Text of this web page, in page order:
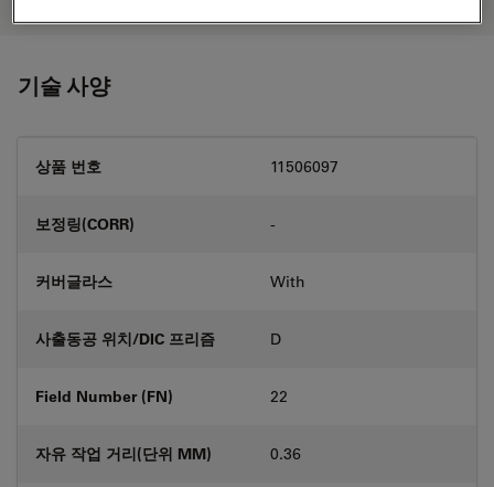
기술 사양
상품 번호 11506097
보정링(CORR) -
커버글라스 With
사출동공 위치/DIC 프리즘 D
Field Number (FN) 22
자유 작업 거리(단위 MM) 0.36